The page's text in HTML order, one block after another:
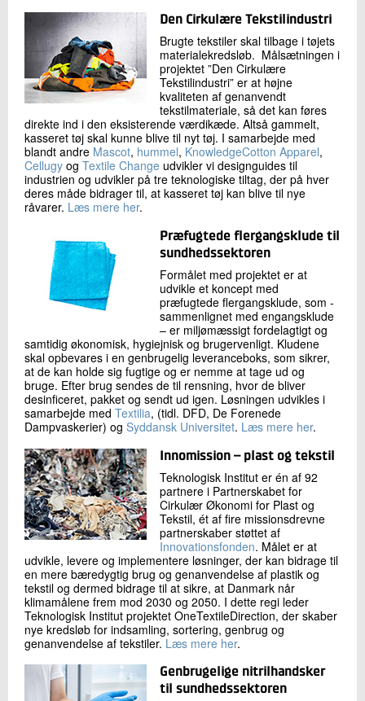
Den Cirkulære Tekstilindustri
Brugte tekstiler skal tilbage i tøjets
materialekredsløb. Målsætningen i
projektet ”Den Cirkulære
Tekstilindustri” er at højne
kvaliteten af genanvendt
tekstilmateriale, så det kan føres
direkte ind i den eksisterende værdikæde. Altså gammelt,
kasseret tøj skal kunne blive til nyt tøj. I samarbejde med
blandt andre Mascot, hummel, KnowledgeCotton Apparel,
Cellugy og Textile Change udvikler vi designguides til
industrien og udvikler på tre teknologiske tiltag, der på hver
deres måde bidrager til, at kasseret tøj kan blive til nye
råvarer. Læs mere her.
Præfugtede flergangsklude til
sundhedssektoren
Formålet med projektet er at
udvikle et koncept med
præfugtede flergangsklude, som -
sammenlignet med engangsklude
– er miljømæssigt fordelagtigt og
samtidig økonomisk, hygiejnisk og brugervenligt. Kludene
skal opbevares i en genbrugelig leveranceboks, som sikrer,
at de kan holde sig fugtige og er nemme at tage ud og
bruge. Efter brug sendes de til rensning, hvor de bliver
desinficeret, pakket og sendt ud igen. Løsningen udvikles i
samarbejde med Textilia, (tidl. DFD, De Forenede
Dampvaskerier) og Syddansk Universitet. Læs mere her.
Innomission – plast og tekstil
Teknologisk Institut er én af 92
partnere i Partnerskabet for
Cirkulær Økonomi for Plast og
Tekstil, ét af fire missionsdrevne
partnerskaber støttet af
Innovationsfonden. Målet er at
udvikle, levere og implementere løsninger, der kan bidrage til
en mere bæredygtig brug og genanvendelse af plastik og
tekstil og dermed bidrage til at sikre, at Danmark når
klimamålene frem mod 2030 og 2050. I dette regi leder
Teknologisk Institut projektet OneTextileDirection, der skaber
nye kredsløb for indsamling, sortering, genbrug og
genanvendelse af tekstiler. Læs mere her.
Genbrugelige nitrilhandsker
til sundhedssektoren